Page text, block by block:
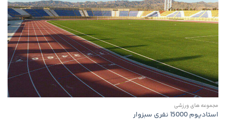
مجموعه های ورزشی
استادیوم 15000 نفری سبزوار